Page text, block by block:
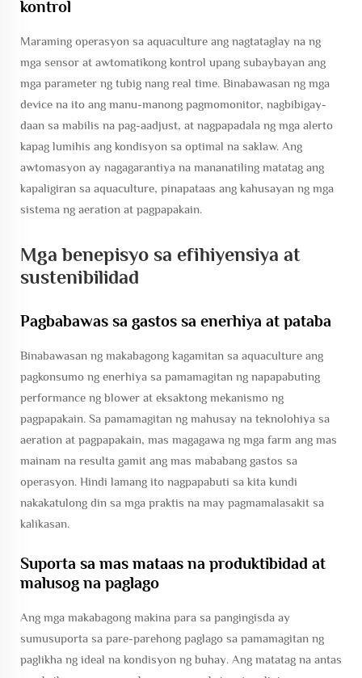
kontrol
Maraming operasyon sa aquaculture ang nagtataglay na ng
mga sensor at awtomatikong kontrol upang subaybayan ang
mga parameter ng tubig nang real time. Binabawasan ng mga
device na ito ang manu-manong pagmomonitor, nagbibigay-
daan sa mabilis na pag-aadjust, at nagpapadala ng mga alerto
kapag lumihis ang kondisyon sa optimal na saklaw. Ang
awtomasyon ay nagagarantiya na mananatiling matatag ang
kapaligiran sa aquaculture, pinapataas ang kahusayan ng mga
sistema ng aeration at pagpapakain.
Mga benepisyo sa efihiyensiya at
sustenibilidad
Pagbabawas sa gastos sa enerhiya at pataba
Binabawasan ng makabagong kagamitan sa aquaculture ang
pagkonsumo ng enerhiya sa pamamagitan ng napapabuting
performance ng blower at eksaktong mekanismo ng
pagpapakain. Sa pamamagitan ng mahusay na teknolohiya sa
aeration at pagpapakain, mas magagawa ng mga farm ang mas
mainam na resulta gamit ang mas mababang gastos sa
operasyon. Hindi lamang ito nagpapabuti sa kita kundi
nakakatulong din sa mga praktis na may pagmamalasakit sa
kalikasan.
Suporta sa mas mataas na produktibidad at
malusog na paglago
Ang mga makabagong makina para sa pangingisda ay
sumusuporta sa pare-parehong paglago sa pamamagitan ng
paglikha ng ideal na kondisyon ng buhay. Ang matatag na antas